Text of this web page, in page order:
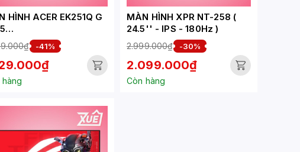
HÌNH ACER EK251Q G
FHD/IPS/120HZ/1MS)
-41%
MÀN HÌNH XPR NT-258 (
24.5'' - IPS - 180Hz )
2.999.000₫ -30%
2.099.000₫
Còn hàng